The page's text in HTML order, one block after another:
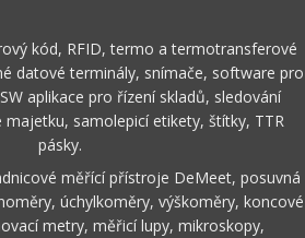
kód, RFID, termo a termotransferové
datové terminály, snímače, software pro
aplikace pro řízení skladů, sledování
majetku, samolepicí etikety, štítky, TTR
pásky.
měřící přístroje DeMeet, posuvná
úchylkoměry, výškoměry, koncové
metry, měřicí lupy, mikroskopy,